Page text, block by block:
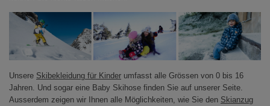
Unsere Skibekleidung für Kinder umfasst alle Grössen von 0 bis 16
Jahren. Und sogar eine Baby Skihose finden Sie auf unserer Seite.
Ausserdem zeigen wir Ihnen alle Möglichkeiten, wie Sie den Skianzug